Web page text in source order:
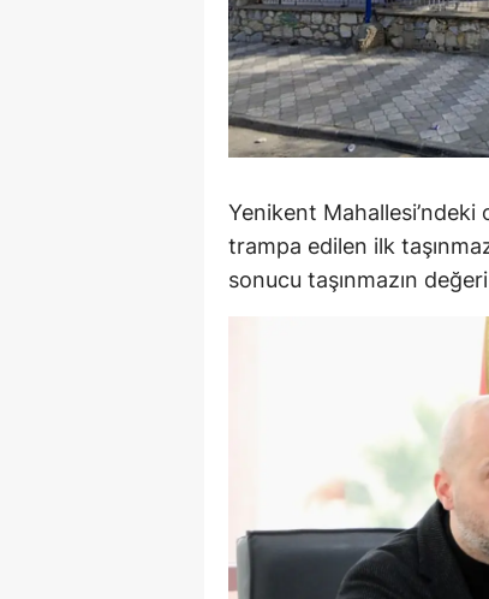
Yenikent Mahallesi’ndeki
trampa edilen ilk
sonucu taşınmazın